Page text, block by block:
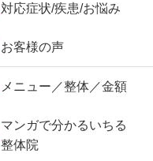
対応症状/疾患/お悩み
お客様の声
メニュー／整体／金額
マンガで分かるいちる
整体院